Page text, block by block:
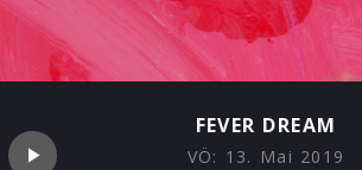
FEVER DREAM
VÖ: 13. Mai 2019